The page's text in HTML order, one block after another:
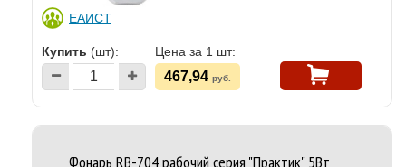
ЕАИСТ
Купить (шт): Цена за 1 шт:
467,94 руб.
Фонарь RB-704 рабочий серия "Практик" 5Вт